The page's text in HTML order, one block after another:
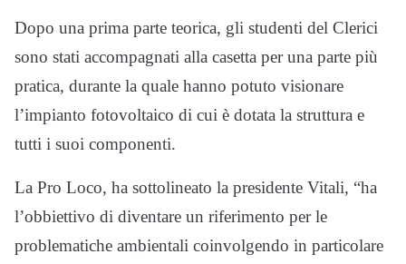
Dopo una prima parte teorica, gli studenti del Clerici
sono stati accompagnati alla casetta per una parte più
pratica, durante la quale hanno potuto visionare
l’impianto fotovoltaico di cui è dotata la struttura e
tutti i suoi componenti.
La Pro Loco, ha sottolineato la presidente Vitali, “ha
l’obbiettivo di diventare un riferimento per le
problematiche ambientali coinvolgendo in particolare